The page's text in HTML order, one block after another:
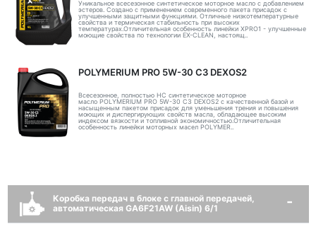
Уникальное всесезонное синтетическое моторное масло с добавлением
эстеров. Создано с применением современного пакета присадок с
улучшенными защитными функциями. Отличные низкотемпературные
свойства и термическая стабильность при высоких
температурах.Отличительная особенность линейки XPRO1 - улучшенные
моющие свойства по технологии EX-CLEAN, настоящ..
POLYMERIUM PRO 5W-30 C3 DEXOS2
Всесезонное, полностью HC синтетическое моторное
масло POLYMERIUM PRO 5W-30 C3 DEXOS2 с качественной базой и
насыщенным пакетом присадок для уменьшения трения и повышения
моющих и диспергирующих свойств масла, обладающее высоким
индексом вязкости и топливной экономичностью.Отличительная
особенность линейки моторных масел POLYMER..
Коробка передач в блоке с главной передачей,
автоматическая GA6F21AW (Aisin) 6/1